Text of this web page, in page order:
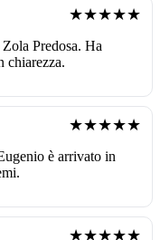
★★★★★
Predosa. Ha
chiarezza.
★★★★★
è arrivato in
★★★★★